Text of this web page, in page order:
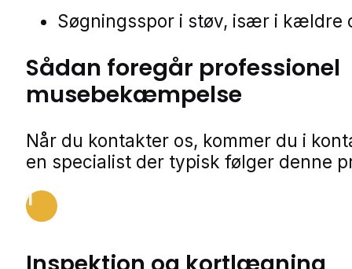
Søgningsspor i støv, især i kældre
Sådan foregår professionel
musebekæmpelse
Når du kontakter os, kommer du i
en specialist der typisk følger denne
1